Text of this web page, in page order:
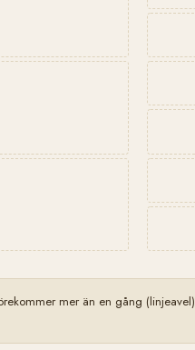
mer än en gång (linjeavel)